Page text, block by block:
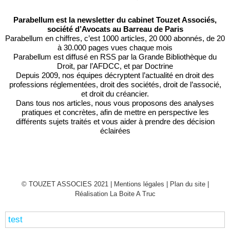
Parabellum est la newsletter du cabinet Touzet Associés,
société d’Avocats au Barreau de Paris
Parabellum en chiffres, c’est 1000 articles, 20 000 abonnés, de 20
à 30.000 pages vues chaque mois
Parabellum est diffusé en RSS par la Grande Bibliothèque du
Droit, par l’AFDCC, et par Doctrine
Depuis 2009, nos équipes décryptent l’actualité en droit des
professions réglementées, droit des sociétés, droit de l’associé,
et droit du créancier.
Dans tous nos articles, nous vous proposons des analyses
pratiques et concrètes, afin de mettre en perspective les
différents sujets traités et vous aider à prendre des décision
éclairées
© TOUZET ASSOCIES 2021 | Mentions légales Plan du site|
Réalisation La Boite A Truc
test